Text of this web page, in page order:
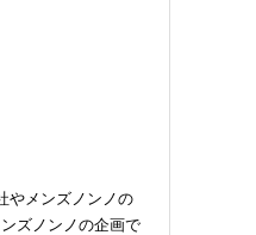
やメンズノンノの
ズノンノの企画で